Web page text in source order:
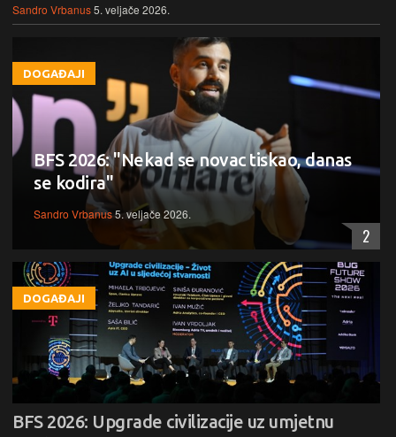
Sandro Vrbanus5. veljače 2026.
DOGAĐAJI
BFS 2026: "Nekad se novac tiskao, danas
se kodira"
Sandro Vrbanus5. veljače 2026.
2
DOGAĐAJI
BFS 2026: Upgrade civilizacije uz umjetnu